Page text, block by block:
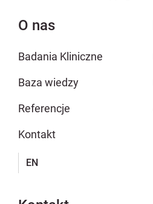
O nas
Badania Kliniczne
Baza wiedzy
Referencje
Kontakt
EN